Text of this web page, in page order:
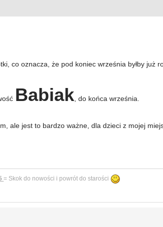
co oznacza, że pod koniec września byłby już
Babiak, do końca września.
ale jest to bardzo ważne, dla dzieci z mojej
= Skok do nowości i powrót do starości